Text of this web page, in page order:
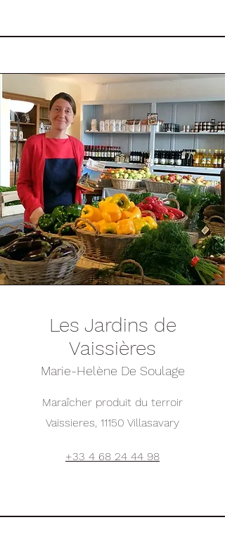
Les Jardins de
Vaissières
Marie-Helène De Soulage
Maraîcher produit du terroir
Vaissieres, 11150 Villasavary
+33 4 68 24 44 98